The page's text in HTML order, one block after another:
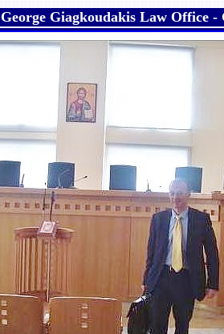
George Giagkoudakis Law Office -